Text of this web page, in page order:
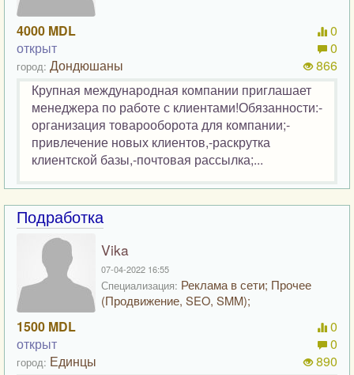
4000 MDL
открыт
город: Дондюшаны
0
0
866
Крупная международная компании приглашает
менеджера по работе с клиентами!Обязанности:-
организация товарооборота для компании;-
привлечение новых клиентов,-раскрутка
клиентской базы,-почтовая рассылка;...
Подработка
Vika
07-04-2022 16:55
Специализация: Реклама в сети; Прочее
(Продвижение, SEO, SMM);
1500 MDL
открыт
город: Единцы
0
0
890